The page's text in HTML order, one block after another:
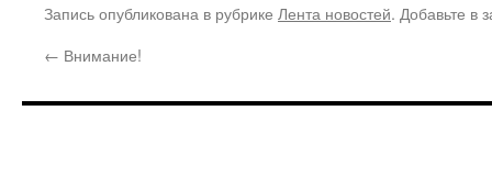
Запись опубликована в рубрике Лента новостей. Добавьте в
← Внимание!